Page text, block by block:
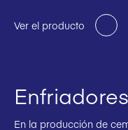
Ver el producto
En la producción de